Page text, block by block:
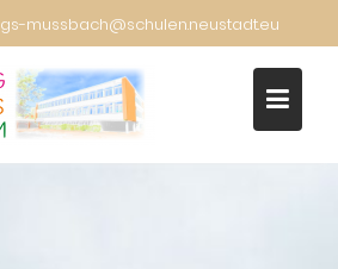
gs-mussbach@schulen.neustadt.eu